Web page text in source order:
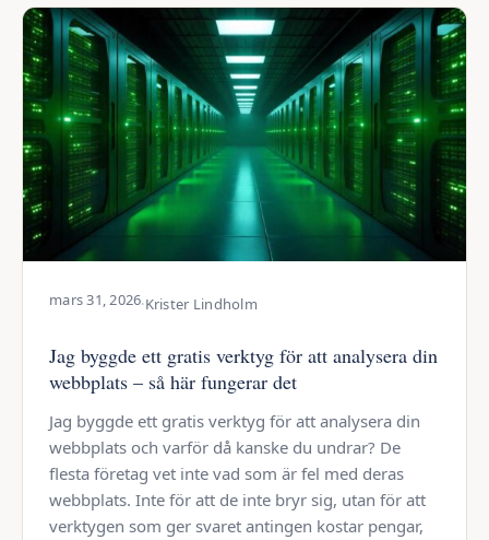
mars 31, 2026·Krister Lindholm
Jag byggde ett gratis verktyg för att analysera din
webbplats – så här fungerar det
Jag byggde ett gratis verktyg för att analysera din
webbplats och varför då kanske du undrar? De
flesta företag vet inte vad som är fel med deras
webbplats. Inte för att de inte bryr sig, utan för att
verktygen som ger svaret antingen kostar pengar,